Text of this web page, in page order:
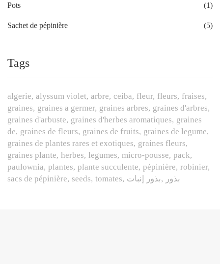
Pots (1)
Sachet de pépinière (5)
Tags
algerie alyssum violet arbre ceiba fleur fleurs fraises
graines graines a germer graines arbres graines d'arbres
graines d'arbuste graines d'herbes aromatiques graines
de graines de fleurs graines de fruits graines de legume
graines de plantes rares et exotiques graines fleurs
graines plante herbes legumes micro-pousse pack
paulownia plantes plante succulente pépinière robinier
sacs de pépinière seeds tomates بذور بذور إنبات